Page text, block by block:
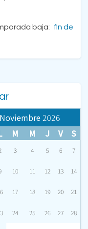
baja: fin de
Noviembre2026
M M J V S
3 4 5 6 7
10 11 12 13 14
17 18 19 20 21
24 25 26 27 28